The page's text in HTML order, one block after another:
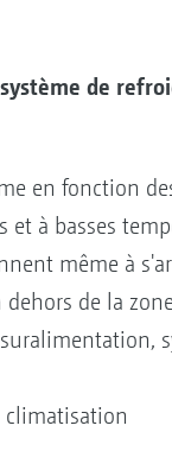
de
en fonction
et à basses
même à
de la
climatisation